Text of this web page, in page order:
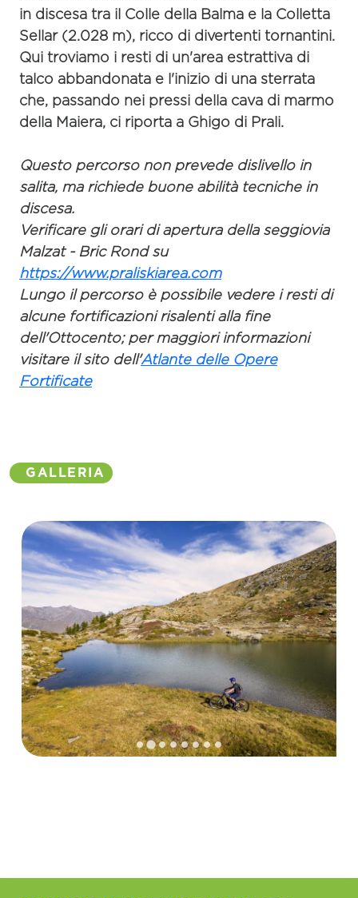
in discesa tra il Colle della Balma e la Colletta
Sellar(2.028 m), ricco di divertenti tornantini.
Qui troviamo i resti di un'area estrattiva di
talco abbandonata e l'inizio di una sterrata
che, passando nei pressi della cava di marmo
della Maiera, ci riporta a Ghigo di Prali.
Questo percorso non prevede dislivello in
salita, ma richiede buone abilità tecniche in
discesa.
Verificare gli orari di apertura della seggiovia
Malzat - Bric Rond su
https://www.praliskiarea.com
Lungo il percorso è possibile vedere i resti di
alcune fortificazioni risalenti alla fine
dell'Ottocento; per maggiori informazioni
visitare il sito dell'Atlante delle Opere
Fortificate
GALLERIA